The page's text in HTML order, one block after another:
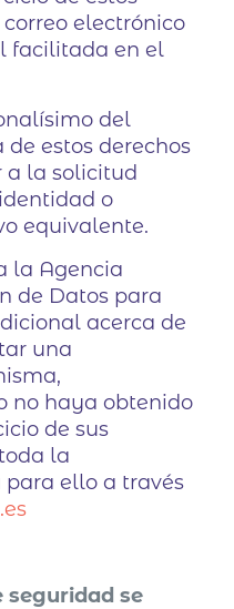
electrónico
facilitada en el
del
estos derechos
a la solicitud
o
equivalente.
la Agencia
de Datos para
acerca de
una
no haya obtenido
de sus
la
ello a través
seguridad se